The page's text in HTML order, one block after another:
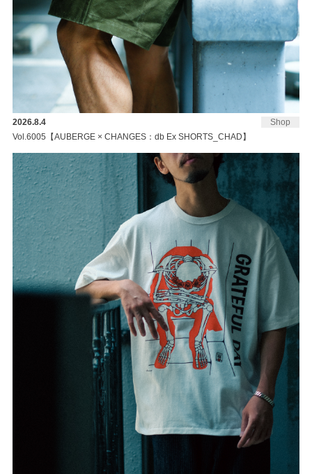
Shop
2026.8.4
Vol.6005【AUBERGE × CHANGES：db Ex SHORTS_CHAD】